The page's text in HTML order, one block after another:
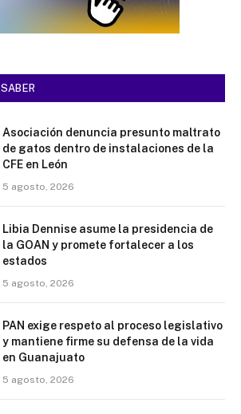
SABER
Asociación denuncia presunto maltrato
de gatos dentro de instalaciones de la
CFE en León
5 agosto, 2026
Libia Dennise asume la presidencia de
la GOAN y promete fortalecer a los
estados
5 agosto, 2026
PAN exige respeto al proceso legislativo
y mantiene firme su defensa de la vida
en Guanajuato
5 agosto, 2026